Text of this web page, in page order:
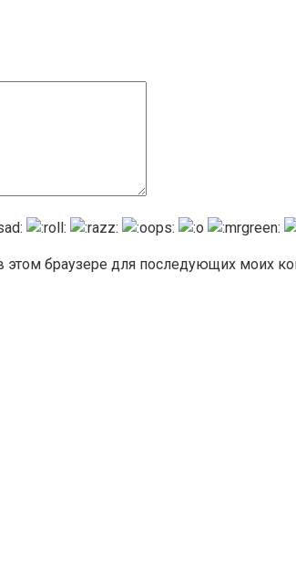
этом браузере для последующих моих